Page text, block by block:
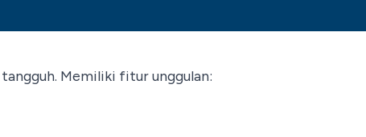
Memiliki fitur unggulan: